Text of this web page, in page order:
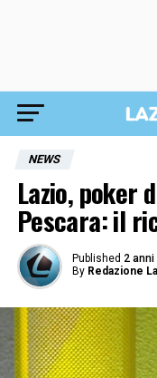
NEWS
Lazio, poker
Pescara: il
Published 2 anni
By Redazione